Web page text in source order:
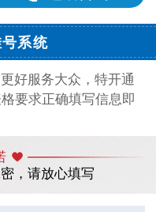
系统
好服务大众，特开通
要求正确填写信息即
，请放心填写